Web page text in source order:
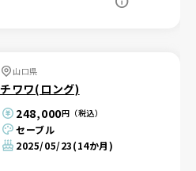
山口県
チワワ(ロング)
248,000円（税込）
セーブル
2025/05/23(14か月)